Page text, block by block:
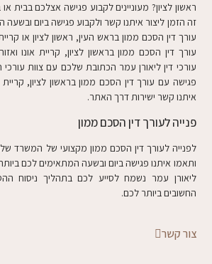
ראשון לציון? מעוניינים לקבוע פגישה אצלכם בבית
זה הזמן ליצור איתנו קשר ולקבוע פגישה ביום
עורך דין הסכם ממון בראש העין, ראשון לציון או
עורך דין הסכם ממון בראשון לציון, קריית אונו
עורכי דין ליאורן עמר הכתובת שלכם עם צוות
פגישה עם עורך דין הסכם ממון בראשון לציון,
איתנו קשר ישירות דרך האתר.
פנייה לעורך דין הסכם ממון
לפנייה לעורך דין הסכם ממון מקצועי של המשרד
ותאמו איתנו פגישה ביום ובשעה המתאימים לכם
ליאורן עמר נשמח לסייע לכם בתהליך ניסוח
החשובים ביותר לכם.
צור קשר